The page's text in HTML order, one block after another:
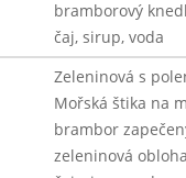
bramborový
čaj, sirup, voda
Zeleninová s
Mořská štika na
brambor
zeleninová